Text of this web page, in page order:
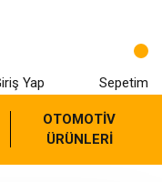
Yap Sepetim
OTOMOTİV
ÜRÜNLERİ